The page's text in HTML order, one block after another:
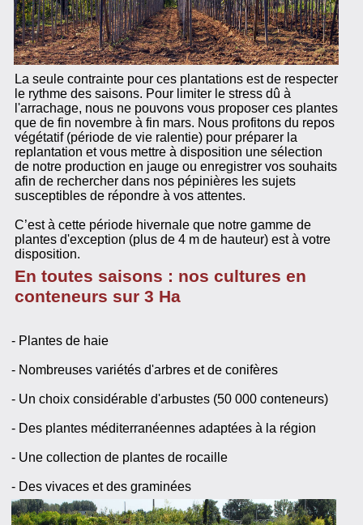
La seule contrainte pour ces plantations est de respecter
le rythme des saisons. Pour limiter le stress dû à
l'arrachage, nous ne pouvons vous proposer ces plantes
que de fin novembre à fin mars. Nous profitons du repos
végétatif (période de vie ralentie) pour préparer la
replantation et vous mettre à disposition une sélection
de notre production en jauge ou enregistrer vos souhaits
afin de rechercher dans nos pépinières les sujets
susceptibles de répondre à vos attentes.
C’est à cette période hivernale que notre gamme de
plantes d'exception (plus de 4 m de hauteur) est à votre
disposition.
En toutes saisons : nos cultures en
conteneurs sur 3 Ha
- Plantes de haie
- Nombreuses variétés d'arbres et de conifères
- Un choix considérable d'arbustes (50 000 conteneurs)
- Des plantes méditerranéennes adaptées à la région
- Une collection de plantes de rocaille
- Des vivaces et des graminées